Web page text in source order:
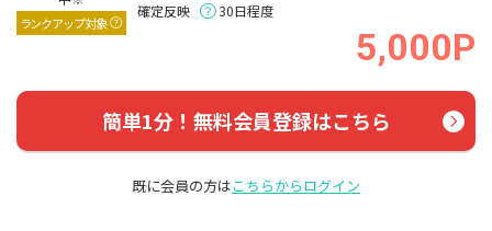
ランクアップ対象
確定反映
30日程度
5,000P
簡単1分！無料会員登録はこちら
既に会員の方はこちらからログイン